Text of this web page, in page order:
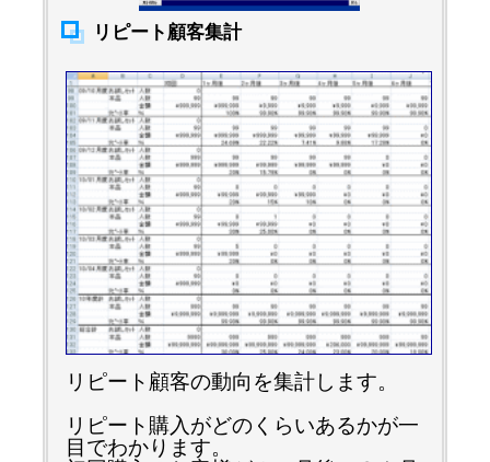
リピート顧客集計
リピート顧客の動向を集計します。
リピート購入がどのくらいあるかが一
目でわかります。